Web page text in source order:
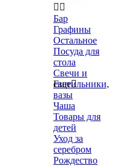
 
Бар
Графины
Остальное
Посуда для
стола
Свечи и
светильники,
вазы
Чаша
Товары для
детей
Уход за
серебром
Рождество
Еще